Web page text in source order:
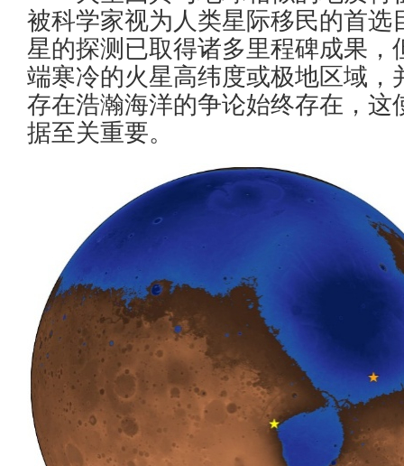
被科学家视为人类星际移民的首
星的探测已取得诸多里程碑成果
端寒冷的火星高纬度或极地区域
存在浩瀚海洋的争论始终存在，
据至关重要。